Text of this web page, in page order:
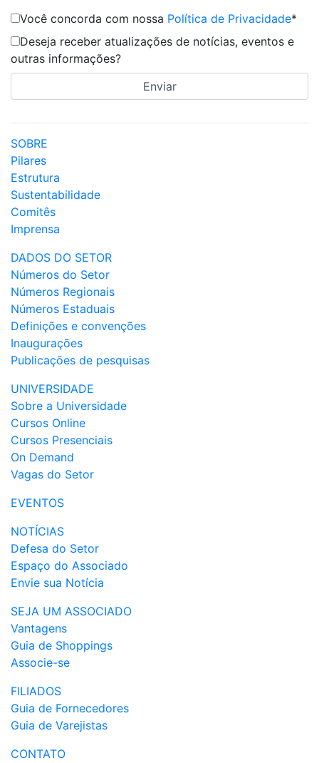
Você concorda com nossa Política de Privacidade*
Deseja receber atualizações de notícias, eventos e
outras informações?
SOBRE
Pilares
Estrutura
Sustentabilidade
Comitês
Imprensa
DADOS DO SETOR
Números do Setor
Números Regionais
Números Estaduais
Definições e convenções
Inaugurações
Publicações de pesquisas
UNIVERSIDADE
Sobre a Universidade
Cursos Online
Cursos Presenciais
On Demand
Vagas do Setor
EVENTOS
NOTÍCIAS
Defesa do Setor
Espaço do Associado
Envie sua Notícia
SEJA UM ASSOCIADO
Vantagens
Guia de Shoppings
Associe-se
FILIADOS
Guia de Fornecedores
Guia de Varejistas
CONTATO